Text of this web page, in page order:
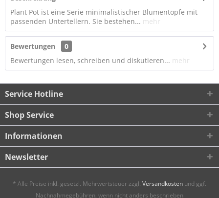
Plant Pot ist eine Serie minimalistischer Blumentöpfe mit
passenden Untertellern. Sie bestehen... mehr
Bewertungen
0
Bewertungen lesen, schreiben und diskutieren... mehr
Service Hotline
Shop Service
Informationen
Newsletter
* Alle Preise inkl. gesetzl. Mehrwertsteuer zzgl. Versandkosten und ggf.
Nachnahmegebühren, wenn nicht anders beschrieben